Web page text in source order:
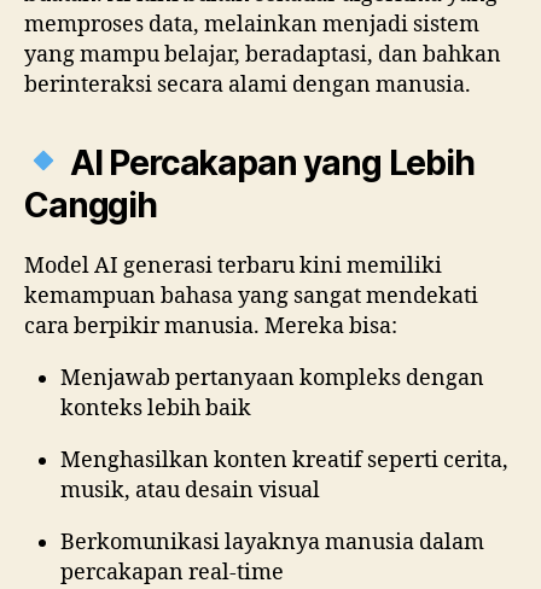
memproses data, melainkan menjadi sistem
yang mampu belajar, beradaptasi, dan bahkan
berinteraksi secara alami dengan manusia.
AI Percakapan yang Lebih
Canggih
Model AI generasi terbaru kini memiliki
kemampuan bahasa yang sangat mendekati
cara berpikir manusia. Mereka bisa:
Menjawab pertanyaan kompleks dengan
konteks lebih baik
Menghasilkan konten kreatif seperti cerita,
musik, atau desain visual
Berkomunikasi layaknya manusia dalam
percakapan real-time